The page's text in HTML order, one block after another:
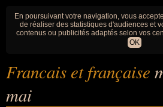
En poursuivant votre navigation, vous
de réaliser des statistiques d'audiences et
contenus ou publicités adaptés selon vos
OK
Francais et française
mai